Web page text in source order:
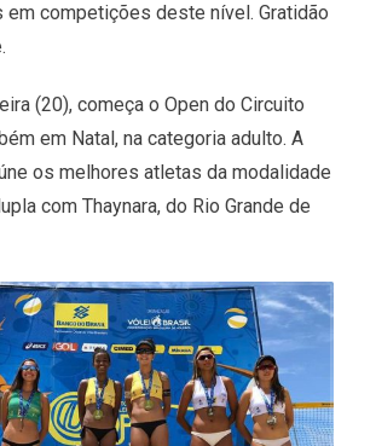
competições deste nível. Gratidão
(20), começa o Open do Circuito
em Natal, na categoria adulto. A
os melhores atletas da modalidade
com Thaynara, do Rio Grande de